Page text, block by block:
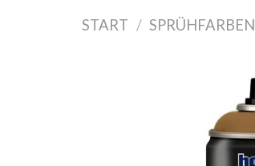
START / SPRÜHFARBEN